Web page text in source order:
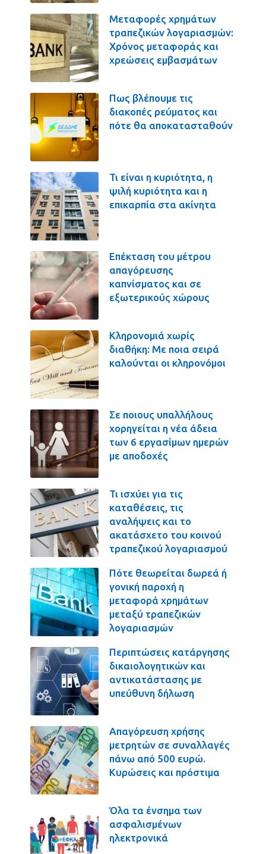
Μεταφορές χρημάτων
τραπεζικών λογαριασμών:
Χρόνος μεταφοράς και
χρεώσεις εμβασμάτων
Πως βλέπουμε τις
διακοπές ρεύματος και
πότε θα αποκατασταθούν
Τι είναι η κυριότητα, η
ψιλή κυριότητα και η
επικαρπία στα ακίνητα
Επέκταση του μέτρου
απαγόρευσης
καπνίσματος και σε
εξωτερικούς χώρους
Κληρονομιά χωρίς
διαθήκη: Με ποια σειρά
καλούνται οι κληρονόμοι
Σε ποιους υπαλλήλους
χορηγείται η νέα άδεια
των 6 εργασίμων ημερών
με αποδοχές
Τι ισχύει για τις
καταθέσεις, τις
αναλήψεις και το
ακατάσχετο του κοινού
τραπεζικού λογαριασμού
Πότε θεωρείται δωρεά ή
γονική παροχή η
μεταφορά χρημάτων
μεταξύ τραπεζικών
λογαριασμών
Περιπτώσεις κατάργησης
δικαιολογητικών και
αντικατάστασης με
υπεύθυνη δήλωση
Απαγόρευση χρήσης
μετρητών σε συναλλαγές
πάνω από 500 ευρώ.
Κυρώσεις και πρόστιμα
Όλα τα ένσημα των
ασφαλισμένων
ηλεκτρονικά